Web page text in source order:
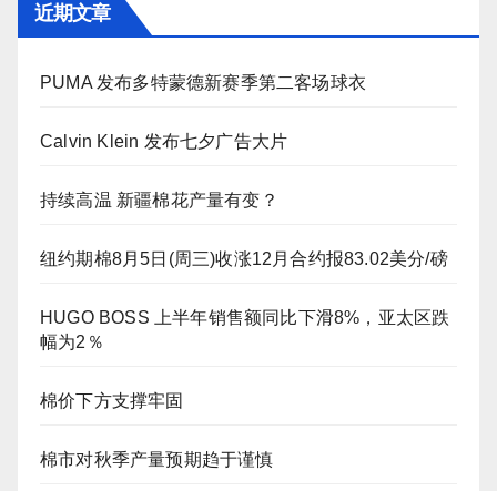
近期文章
PUMA 发布多特蒙德新赛季第二客场球衣
Calvin Klein 发布七夕广告大片
持续高温 新疆棉花产量有变？
纽约期棉8月5日(周三)收涨12月合约报83.02美分/磅
HUGO BOSS 上半年销售额同比下滑8%，亚太区跌
幅为2％
棉价下方支撑牢固
棉市对秋季产量预期趋于谨慎